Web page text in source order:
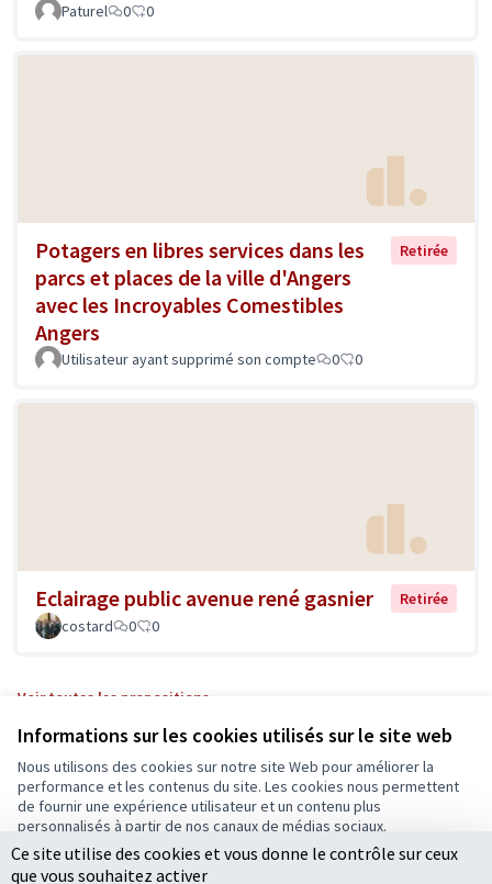
Informations sur les cookies utilisés sur le site web
Nous utilisons des cookies sur notre site Web pour améliorer la
performance et les contenus du site. Les cookies nous permettent
de fournir une expérience utilisateur et un contenu plus
personnalisés à partir de nos canaux de médias sociaux.
Tout accepter
Paturel
0 0
Potagers en libres services dans les
parcs et places de la ville d'Angers
avec les Incroyables Comestibles
Angers
Retirée
Utilisateur ayant supprimé son compte 0 0
Eclairage public avenue rené gasnier
Retirée
costard
0 0
Voir toutes les propositions
Conditions d'utilisation
Paramètres des cookies
Ecrivons Angers sur X
(Lien externe)
Ecrivons Angers sur Facebook
(Lien externe)
Ce site utilise des cookies et vous donne le contrôle sur ceux
que vous souhaitez activer